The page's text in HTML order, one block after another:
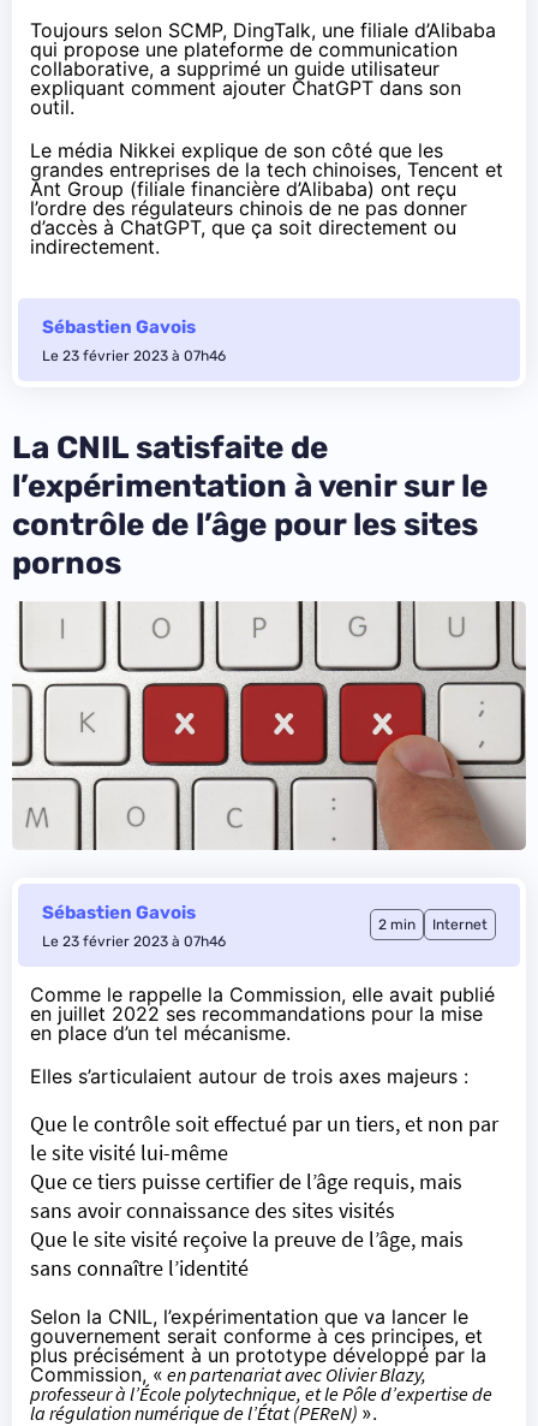
Toujours selon SCMP, DingTalk, une filiale d’Alibaba
qui propose une plateforme de communication
collaborative, a supprimé un guide utilisateur
expliquant comment ajouter ChatGPT dans son
outil.
Le média Nikkei explique de son côté que les
grandes entreprises de la tech chinoises, Tencent et
Ant Group (filiale financière d’Alibaba) ont reçu
l’ordre des régulateurs chinois de ne pas donner
d’accès à ChatGPT, que ça soit directement ou
indirectement.
Sébastien Gavois
Le 23 février 2023 à 07h46
La CNIL satisfaite de
l’expérimentation à venir sur le
contrôle de l’âge pour les sites
pornos
Sébastien Gavois
Le 23 février 2023 à 07h46
2 min Internet
Comme le rappelle la Commission, elle avait publié
en juillet 2022ses recommandations pour la mise
en place d’un tel mécanisme.
Elles s’articulaient autour de trois axes majeurs :
Que le contrôle soit effectué par un tiers, et non par
le site visité lui-même
Que ce tiers puisse certifier de l’âge requis, mais
sans avoir connaissance des sites visités
Que le site visité reçoive la preuve de l’âge, mais
sans connaître l’identité
Selon la CNIL, l’expérimentation que va lancer le
gouvernement serait conforme à ces principes, et
plus précisément à un prototype développé par la
Commission, « en partenariat avec Olivier Blazy,
professeur à l’École polytechnique, et le Pôle d’expertise de
la régulation numérique de l’État (PEReN) ».